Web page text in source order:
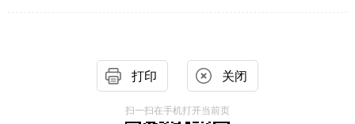
打印 关闭
扫一扫在手机打开当前页